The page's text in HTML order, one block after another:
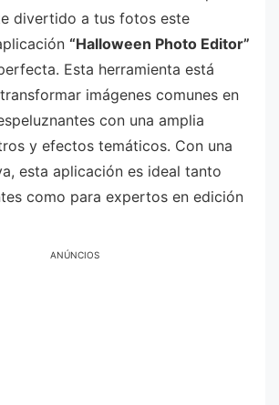
divertido a tus fotos este
“Halloween Photo Editor”
Esta herramienta está
imágenes comunes en
con una amplia
y efectos temáticos. Con una
esta aplicación es ideal tanto
como para expertos en edición
ANÚNCIOS